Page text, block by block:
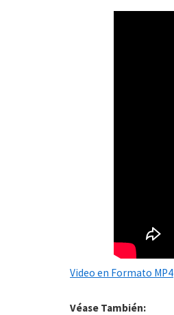
Video en Formato MP4
Véase También: